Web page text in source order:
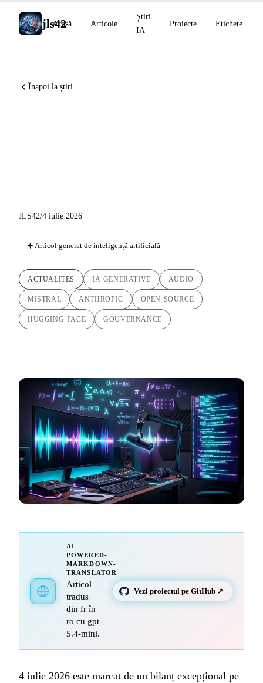
jls42
Acasă Articole
Știri
IA
Proiecte Etichete
Înapoi la știri
JLS42/4 iulie 2026
Articol generat de inteligență artificială
ACTUALITES IA-GENERATIVE AUDIO
MISTRAL ANTHROPIC OPEN-SOURCE
HUGGING-FACE GOUVERNANCE
AI-
POWERED-
MARKDOWN-
TRANSLATOR
Articol
tradus
din fr în
ro cu gpt-
5.4-mini.
Vezi proiectul pe GitHub ↗
4 iulie 2026 este marcat de un bilanț excepțional pe